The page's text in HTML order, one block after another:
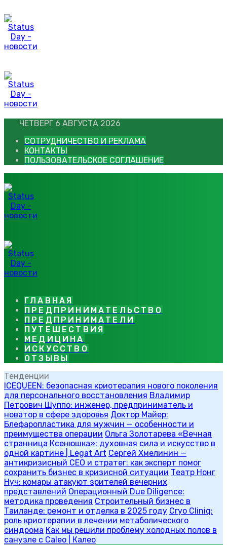
к
контенту
ЧЕТВЕРГ 6 АВГУСТА 2026
СОТРУДНИЧЕСТВО И РЕКЛАМА
КОНТАКТЫ
ПОЛЬЗОВАТЕЛЬСКОЕ СОГЛАШЕНИЕ
ГЛАВНАЯ
ПРЕДПРИНИМАТЕЛЬСТВО
ПРЕДПРИНИМАТЕЛИ
ПУТЕШЕСТВИЯ
МЕДИЦИНА
ИСКУССТВО
ОТЗЫВЫ
Тенденции
ICEQUEEN: безопасная криотерапия нового поколения
для персонального восстановления Владимир
Петрович Шуппо: инженер, предприниматель и
новатор в сфере здоровья Доктор Майер:
Блефаропластика для мужчин — особенности и
преимущества операции Ольга Золотарева «Вечная
странница Ксенюшка»: духовная сила и искусство в
одной картине | Legat Art Сергей Хмелинин —
антикризисный CEO и стратег: как эксперт помог
сохранить бизнес в кризисной ситуации Театр Нонг
Нуч: комары атакуют зрителей вечерних
представлений Операционный Due Diligence:
методика проведения Строительный бизнес в
Таиланде: ремонт и отделка в 2025 году Cryo Cliniq:
роль криотерапии в лечении метаболического
синдрома Как мы решили проблему холодных полов в
санузле с Caleo | Калео